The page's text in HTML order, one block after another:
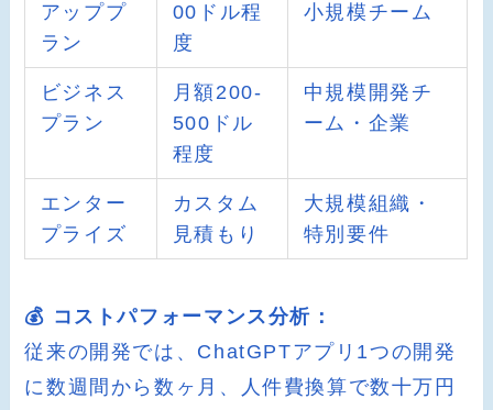
アッププ
ラン
00ドル程
度
小規模チーム
ビジネス
プラン
月額200-
500ドル
程度
中規模開発チ
ーム・企業
エンター
プライズ
カスタム
見積もり
大規模組織・
特別要件
💰 コストパフォーマンス分析：
従来の開発では、ChatGPTアプリ1つの開発
に数週間から数ヶ月、人件費換算で数十万円